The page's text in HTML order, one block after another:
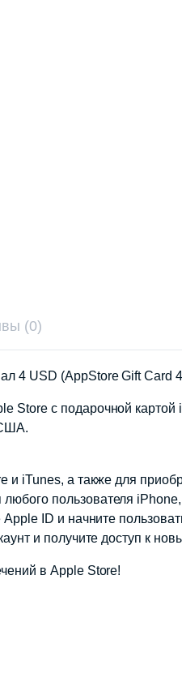
(0)
4 USD (AppStore Gift Card
Store с подарочной
iTunes, а также для
пользователя
Apple ID и начните
и получите доступ к
в Apple Store!